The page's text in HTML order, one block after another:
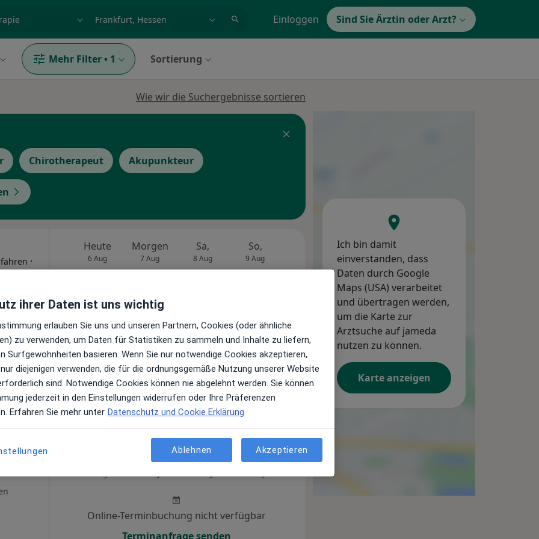
Einloggen Sind Sie Ärztin oder Arzt?
Mehr Filter • 1 Sortierung
Wie wir die Suchergebnisse sortieren
Chirotherapeut Akupunkteur
·
Heute
6 Aug
Morgen
7 Aug
Sa,
8 Aug
So,
9 Aug
Di,
11 Aug 12 Aug
Online-Terminbuchung nicht verfügbar
Terminanfrage senden
Morgen Sa, So, Mo,
Online-Terminbuchung nicht verfügbar
Terminanfrage senden
Ich bin damit
einverstanden, dass
Daten durch Google
Maps (USA) verarbeitet
und übertragen werden,
um die Karte zur
Arztsuche auf jameda
nutzen zu können.
Karte anzeigen
ihrer Daten ist uns wichtig
erlauben Sie uns und unseren Partnern, Cookies (oder ähnliche
zu verwenden, um Daten für Statistiken zu sammeln und Inhalte zu liefern,
Surfgewohnheiten basieren. Wenn Sie nur notwendige Cookies akzeptieren,
diejenigen verwenden, die für die ordnungsgemäße Nutzung unserer Website
sind. Notwendige Cookies können nie abgelehnt werden. Sie können
jederzeit in den Einstellungen widerrufen oder Ihre Präferenzen
Erfahren Sie mehr unter Datenschutz und Cookie Erklärung
Ablehnen Akzeptieren